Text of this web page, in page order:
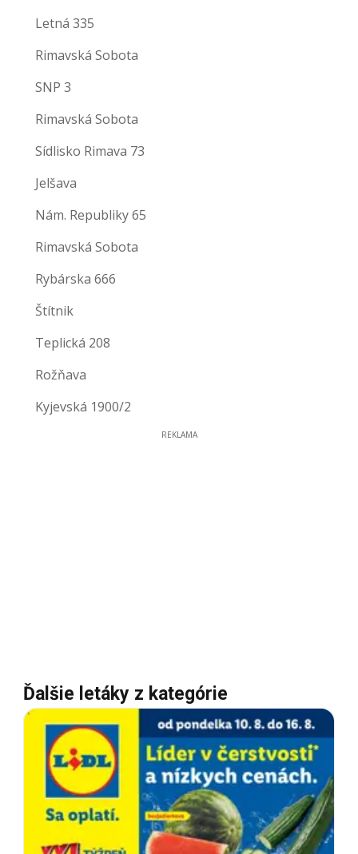
Letná 335
Rimavská Sobota
SNP 3
Rimavská Sobota
Sídlisko Rimava 73
Jelšava
Nám. Republiky 65
Rimavská Sobota
Rybárska 666
Štítnik
Teplická 208
Rožňava
Kyjevská 1900/2
REKLAMA
Ďalšie letáky z kategórie